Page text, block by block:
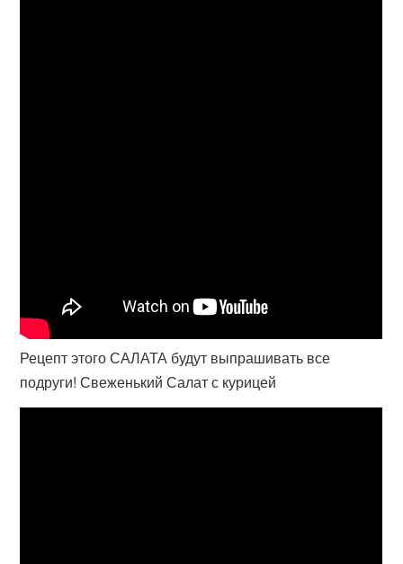
Рецепт этого САЛАТА будут выпрашивать все
подруги! Свеженький Салат с курицей